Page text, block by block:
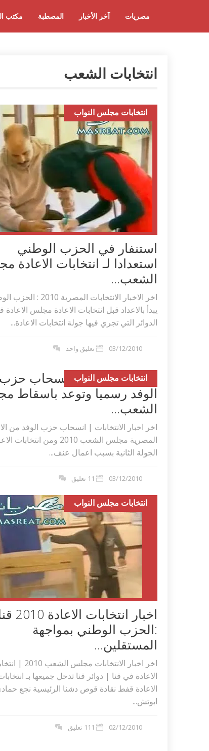
مكتب المصطبة آخر الأخبار مصريات
انتخابات الشعب
انتخابات مجلس النواب
استنفار في الحزب الوطني
استعدادا لـ انتخابات الاعادة
الشعب...
اخر الاخبار الانتخابات المصرية
يبدأ بالاعداد قبل انتخابات الاعادة مجلس الاعادة
الدوائر التي تجري فيها جولة انتخابات الاعادة...
03/12/2010 تعليق واحد
انتخابات مجلس النواب
اخبار الانتخابات :انسحاب حزب
الوفد رسميا وتوعد باسقاط
الشعب...
اخر اخبار الانتخابات | انسحاب حزب الوفد من
المصرية مجلس الشعب 2010 ومن انتخابات
الجولة الثانية بسبب اعمال عنف...
03/12/2010 11 تعليق
انتخابات مجلس النواب
اخبار انتخابات
:الحزب الوطني بمواجهة
المستقلين...
اخر اخبار الانتخابات مجلس
الاعادة في قنا | دوائر قنا تدخل جميعها بـ
الاعادة قفط نقادة قوص دشنا الرئيسية نجع
ابوتش...
02/12/2010 111 تعليق
طريقة تحضير حلاوة
وصفات بالفيديو والصور...
اكلات عيد الاضحى 2023 وصفات طبخ